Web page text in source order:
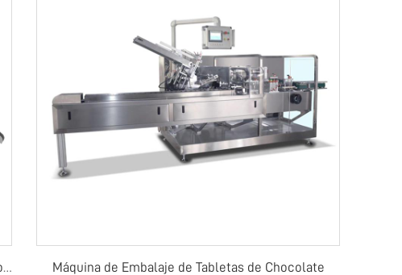
Máquina de envasado de almohadillas de caramelos, chicle o chocolate Máquina de Embalaje de Tabletas de Chocolate